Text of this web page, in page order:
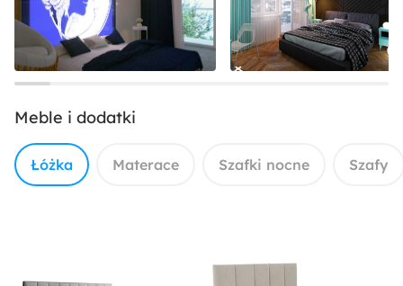
Meble i dodatki
Łóżka Materace Szafki nocne Szafy